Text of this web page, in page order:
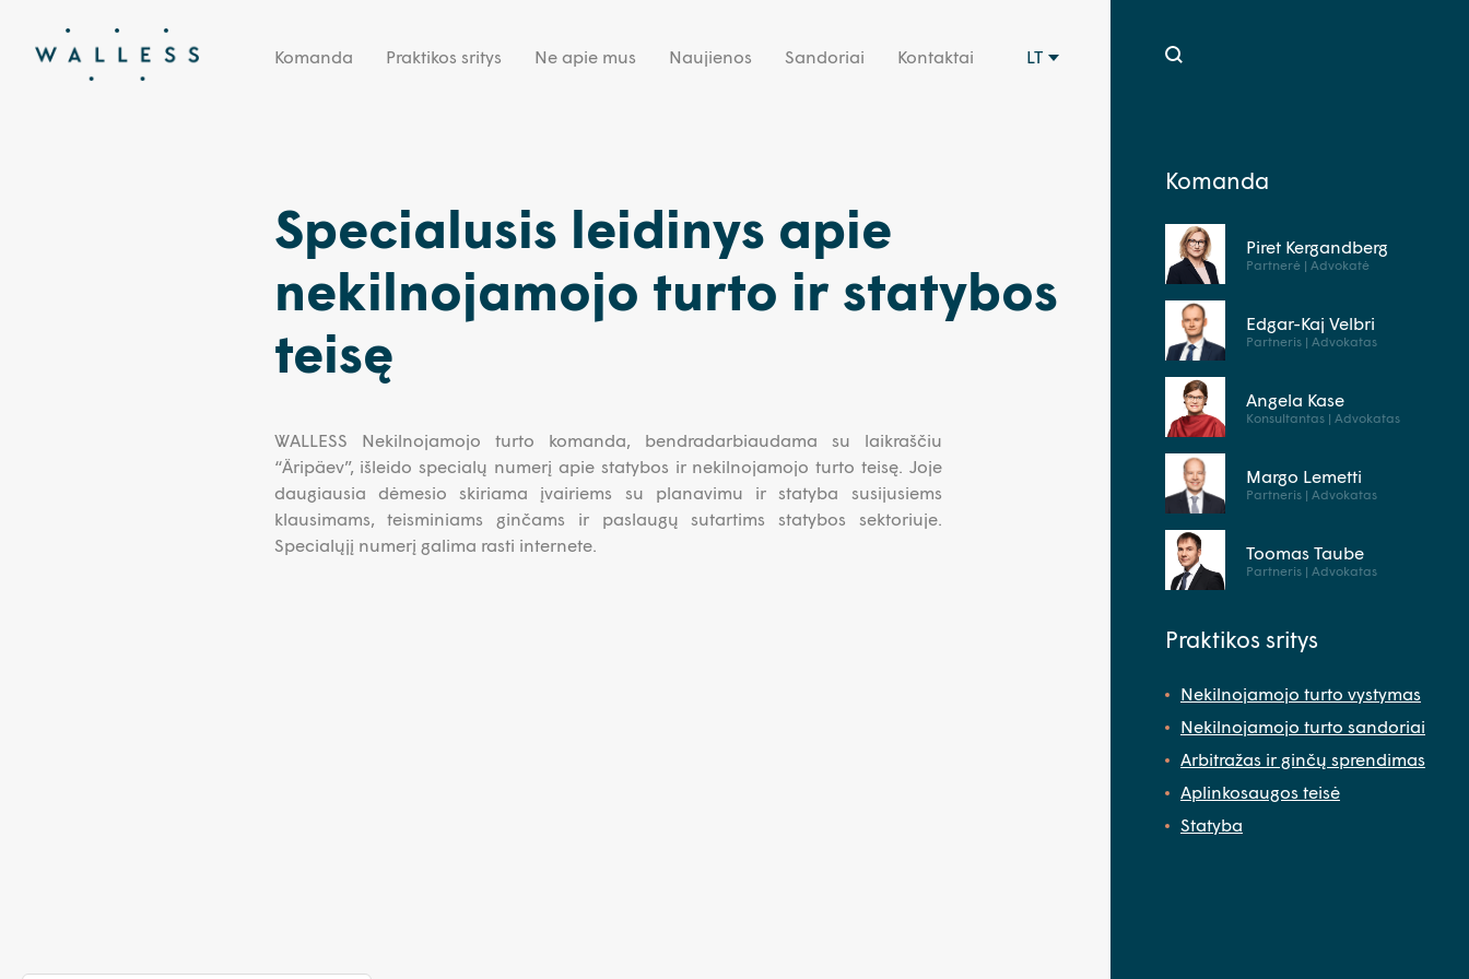
Komanda Praktikos sritys Ne apie mus Naujienos Sandoriai Kontaktai LT
Specialusis leidinys apie
nekilnojamojo turto ir statybos
teisę
WALLESS Nekilnojamojo turto komanda, bendradarbiaudama su laikraščiu
“Äripäev”, išleido specialų numerį apie statybos ir nekilnojamojo turto teisę. Joje
daugiausia dėmesio skiriama įvairiems su planavimu ir statyba susijusiems
klausimams, teisminiams ginčams ir paslaugų sutartims statybos sektoriuje.
Specialųjį numerį galima rasti internete.
Komanda
Piret Kergandberg
Partnerė | Advokatė
Edgar-Kaj Velbri
Partneris | Advokatas
Angela Kase
Konsultantas | Advokatas
Margo Lemetti
Partneris | Advokatas
Toomas Taube
Partneris | Advokatas
Praktikos sritys
Nekilnojamojo turto vystymas
Nekilnojamojo turto sandoriai
Arbitražas ir ginčų sprendimas
Aplinkosaugos teisė
Statyba